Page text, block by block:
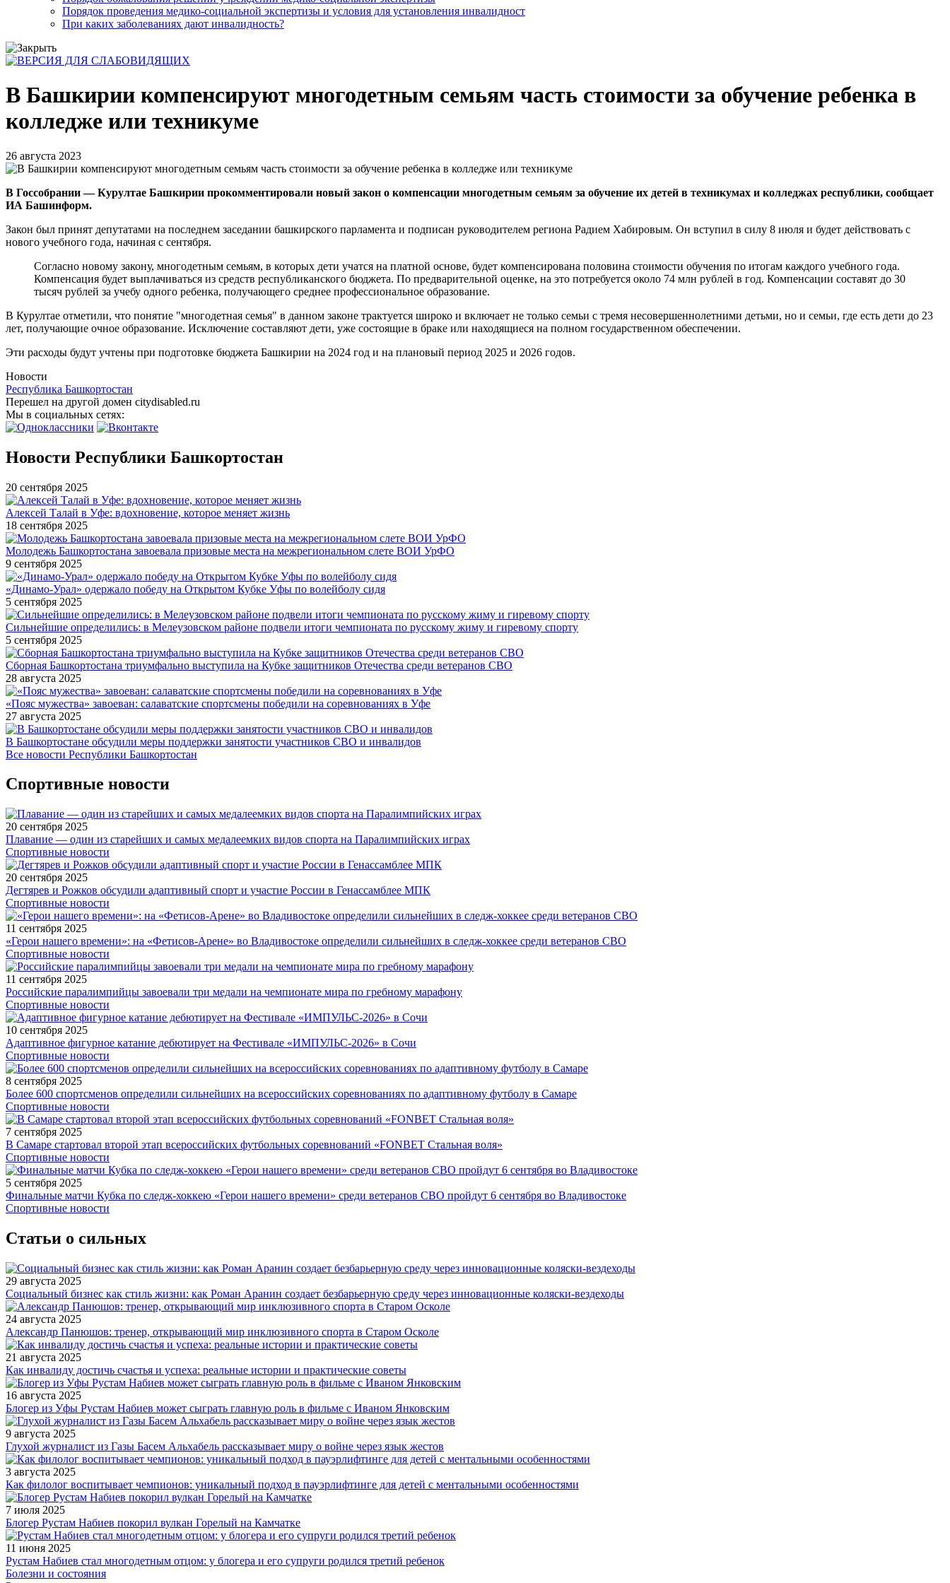
Порядок проведения медико-социальной экспертизы и условия для установления инвалидност
При каких заболеваниях дают инвалидность?
В Башкирии компенсируют многодетным семьям часть стоимости за обучение ребенка в
колледже или техникуме
26 августа 2023
В Госсобрании — Курултае Башкирии прокомментировали новый закон о компенсации многодетным семьям за обучение их детей в техникумах и колледжах республики, сообщает
ИА Башинформ.
Закон был принят депутатами на последнем заседании башкирского парламента и подписан руководителем региона Радием Хабировым. Он вступил в силу 8 июля и будет действовать с
нового учебного года, начиная с сентября.
Согласно новому закону, многодетным семьям, в которых дети учатся на платной основе, будет компенсирована половина стоимости обучения по итогам каждого учебного года.
Компенсация будет выплачиваться из средств республиканского бюджета. По предварительной оценке, на это потребуется около 74 млн рублей в год. Компенсации составят до 30
тысяч рублей за учебу одного ребенка, получающего среднее профессиональное образование.
В Курултае отметили, что понятие "многодетная семья" в данном законе трактуется широко и включает не только семьи с тремя несовершеннолетними детьми, но и семьи, где есть дети до 23
лет, получающие очное образование. Исключение составляют дети, уже состоящие в браке или находящиеся на полном государственном обеспечении.
Эти расходы будут учтены при подготовке бюджета Башкирии на 2024 год и на плановый период 2025 и 2026 годов.
Новости
Республика Башкортостан
Перешел на другой домен citydisabled.ru
Мы в социальных сетях:
Новости Республики Башкортостан
20 сентября 2025
Алексей Талай в Уфе: вдохновение, которое меняет жизнь
18 сентября 2025
Молодежь Башкортостана завоевала призовые места на межрегиональном слете ВОИ УрФО
9 сентября 2025
«Динамо-Урал» одержало победу на Открытом Кубке Уфы по волейболу сидя
5 сентября 2025
Сильнейшие определились: в Мелеузовском районе подвели итоги чемпионата по русскому жиму и гиревому спорту
5 сентября 2025
Сборная Башкортостана триумфально выступила на Кубке защитников Отечества среди ветеранов СВО
28 августа 2025
«Пояс мужества» завоеван: салаватские спортсмены победили на соревнованиях в Уфе
27 августа 2025
В Башкортостане обсудили меры поддержки занятости участников СВО и инвалидов
Все новости Республики Башкортостан
Спортивные новости
20 сентября 2025
Плавание — один из старейших и самых медалеемких видов спорта на Паралимпийских играх
Спортивные новости
20 сентября 2025
Дегтярев и Рожков обсудили адаптивный спорт и участие России в Генассамблее МПК
Спортивные новости
11 сентября 2025
«Герои нашего времени»: на «Фетисов-Арене» во Владивостоке определили сильнейших в следж-хоккее среди ветеранов СВО
Спортивные новости
11 сентября 2025
Российские паралимпийцы завоевали три медали на чемпионате мира по гребному марафону
Спортивные новости
10 сентября 2025
Адаптивное фигурное катание дебютирует на Фестивале «ИМПУЛЬС-2026» в Сочи
Спортивные новости
8 сентября 2025
Более 600 спортсменов определили сильнейших на всероссийских соревнованиях по адаптивному футболу в Самаре
Спортивные новости
7 сентября 2025
В Самаре стартовал второй этап всероссийских футбольных соревнований «FONBET Стальная воля»
Спортивные новости
5 сентября 2025
Финальные матчи Кубка по следж-хоккею «Герои нашего времени» среди ветеранов СВО пройдут 6 сентября во Владивостоке
Спортивные новости
Статьи о сильных
29 августа 2025
Социальный бизнес как стиль жизни: как Роман Аранин создает безбарьерную среду через инновационные коляски-вездеходы
24 августа 2025
Александр Панюшов: тренер, открывающий мир инклюзивного спорта в Старом Осколе
21 августа 2025
Как инвалиду достичь счастья и успеха: реальные истории и практические советы
16 августа 2025
Блогер из Уфы Рустам Набиев может сыграть главную роль в фильме с Иваном Янковским
9 августа 2025
Глухой журналист из Газы Басем Альхабель рассказывает миру о войне через язык жестов
3 августа 2025
Как филолог воспитывает чемпионов: уникальный подход в пауэрлифтинге для детей с ментальными особенностями
7 июля 2025
Блогер Рустам Набиев покорил вулкан Горелый на Камчатке
11 июня 2025
Рустам Набиев стал многодетным отцом: у блогера и его супруги родился третий ребенок
Болезни и состояния